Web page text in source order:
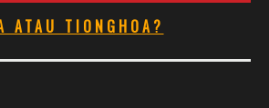
ATAU TIONGHOA?